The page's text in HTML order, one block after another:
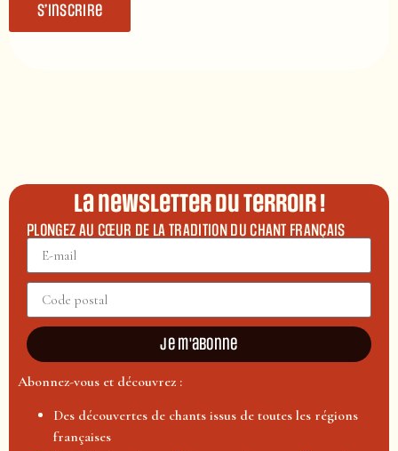
S’inscrire
La newsletter du terroir !
PLONGEZ AU CŒUR DE LA TRADITION DU CHANT FRANÇAIS
Je m'abonne
Abonnez-vous et découvrez :
Des découvertes de chants issus de toutes les régions
françaises